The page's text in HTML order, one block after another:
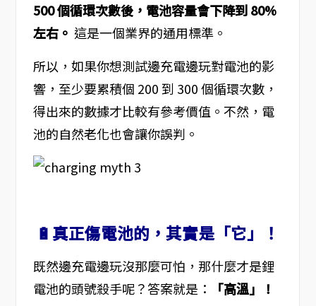
500 個循環次數後，電池容量會下降到 80%
左右。 這是一個業界的通用標準。
所以，如果你想測試邊充電邊玩對電池的影
響，至少要累積個 200 到 300 個循環次數，
得出來的數據才比較有參考價值。不然，電
池的自然老化也會讓你誤判。
🔋真正傷電池的，其實是「它」！
既然邊充電邊玩沒那麼可怕，那什麼才是鋰
電池的頭號殺手呢？答案就是：
「高溫」！